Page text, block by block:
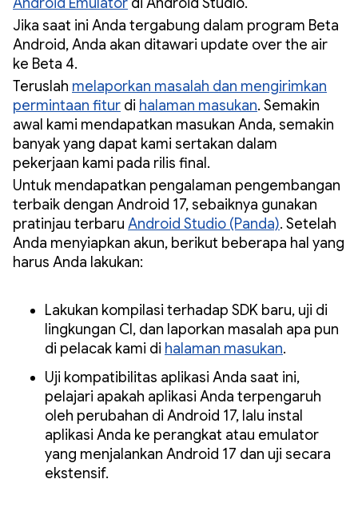
Jika saat ini Anda tergabung dalam program Beta
Android, Anda akan ditawari update over the air
ke Beta 4.
Teruslah melaporkan masalah dan mengirimkan
permintaan fitur di halaman masukan. Semakin
awal kami mendapatkan masukan Anda, semakin
banyak yang dapat kami sertakan dalam
pekerjaan kami pada rilis final.
Untuk mendapatkan pengalaman pengembangan
terbaik dengan Android 17, sebaiknya gunakan
pratinjau terbaru Android Studio (Panda). Setelah
Anda menyiapkan akun, berikut beberapa hal yang
harus Anda lakukan:
Lakukan kompilasi terhadap SDK baru, uji di
lingkungan CI, dan laporkan masalah apa pun
di pelacak kami di halaman masukan.
Uji kompatibilitas aplikasi Anda saat ini,
pelajari apakah aplikasi Anda terpengaruh
oleh perubahan di Android 17, lalu instal
aplikasi Anda ke perangkat atau emulator
yang menjalankan Android 17 dan uji secara
ekstensif.